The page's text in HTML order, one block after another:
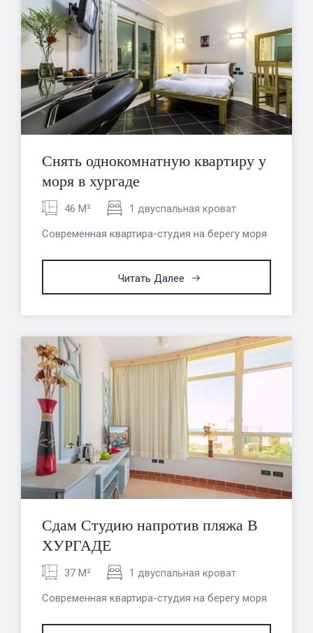
Снять однокомнатную квартиру у
моря в хургаде
46 M²
1 двуспальная кроват
Современная квартира-студия на берегу моря
Читать Далее
Сдам Студию напротив пляжа В
ХУРГАДЕ
37 M²
1 двуспальная кроват
Современная квартира-студия на берегу моря